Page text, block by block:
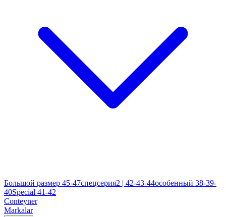
Большой размер 45-47спецсерия2 | 42-43-44особенный 38-39-
40Special 41-42
Conteyner
Markalar